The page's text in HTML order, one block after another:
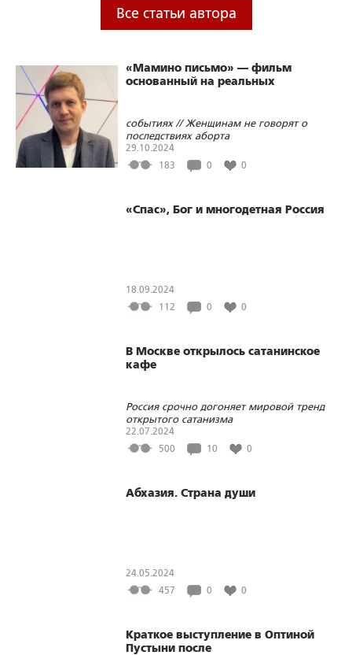
Все статьи автора
«Мамино письмо» — фильм
основанный на реальных
событиях // Женщинам не говорят о
последствиях аборта
29.10.2024
183
0 0
«Спас», Бог и многодетная Россия
18.09.2024
112
0 0
В Москве открылось сатанинское
кафе
Россия срочно догоняет мировой тренд
открытого сатанизма
22.07.2024
500
10 0
Абхазия. Страна души
24.05.2024
457
0 0
Краткое выступление в Оптиной
Пустыни после